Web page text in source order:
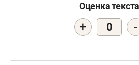
Оценка текста
+ 0 -